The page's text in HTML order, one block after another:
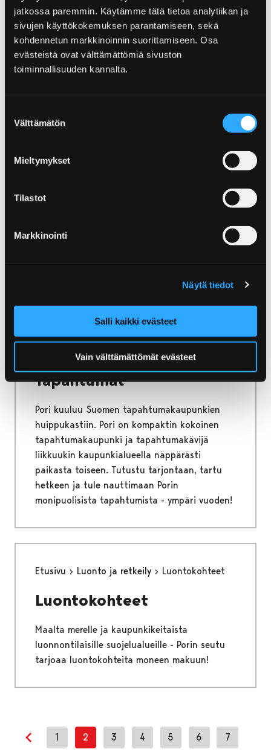
jatkossa paremmin. Käytämme tätä tietoa analytiikan ja
sivujen käyttökokemuksen parantamiseen, sekä
kohdennetun markkinoinnin suorittamiseen. Osa
evästeistä ovat välttämättömiä sivuston
toiminnallisuuden kannalta.
valinta
Välttämätön
Mieltymykset
Tilastot
Markkinointi
Näytä tiedot
Salli kaikki evästeet
Vain välttämättömät evästeet
Etusivu Kumppanit
Kumppanit
Etusivu
Ostokset
ja useista pienemmistä liikkeistä. Tule
Näe ja koe Tapahtumat
Tapahtumat
Pori kuuluu Suomen tapahtumakaupunkien
huippukastiin. Pori on kompaktin kokoinen
tapahtumakaupunki ja tapahtumakävijä
liikkuukin kaupunkialueella näppärästi
paikasta toiseen. Tutustu tarjontaan, tartu
hetkeen ja tule nauttimaan Porin
monipuolisista tapahtumista - ympäri vuoden!
Etusivu Luonto ja retkeily Luontokohteet
Luontokohteet
Maalta merelle ja kaupunkikeitaista
luonnontilaisille suojelualueille - Porin seutu
tarjoaa luontokohteita moneen makuun!
Previous page
1 2 3 4 5 6 7